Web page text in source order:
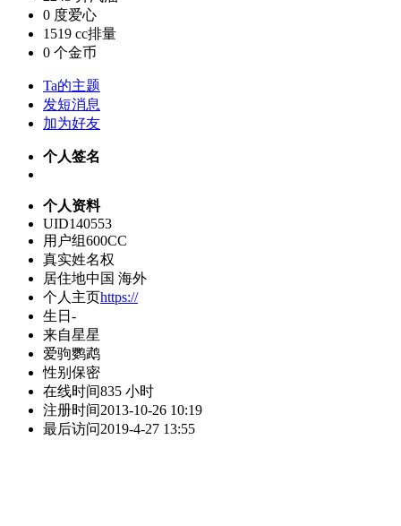
0 度爱心
1519 cc排量
0 个金币
Ta的主题
发短消息
加为好友
个人签名
个人资料
UID140553
用户组600CC
真实姓名权
居住地中国 海外
个人主页https://
生日 -
来自星星
爱驹鹦鹉
性别 保密
在线时间835 小时
注册时间2013-10-26 10:19
最后访问2019-4-27 13:55